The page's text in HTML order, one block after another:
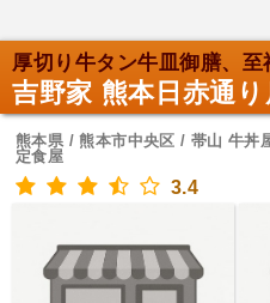
厚切り牛タン牛皿御膳、至
吉野家 熊本日赤通り
熊本県 / 熊本市中央区 / 帯山 牛丼
定食屋
3.4